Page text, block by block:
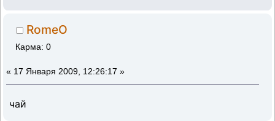
RomeO
Карма: 0
« 17 Января 2009, 12:26:17 »
чай